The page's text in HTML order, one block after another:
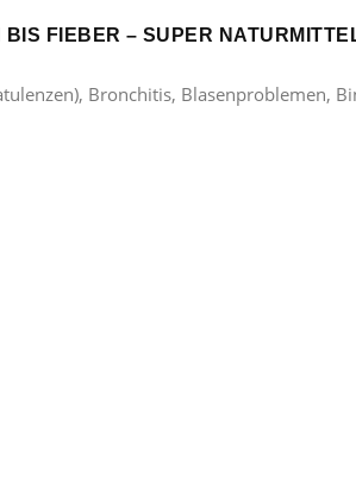
FIEBER – SUPER
Bronchitis, Blasenproblemen,